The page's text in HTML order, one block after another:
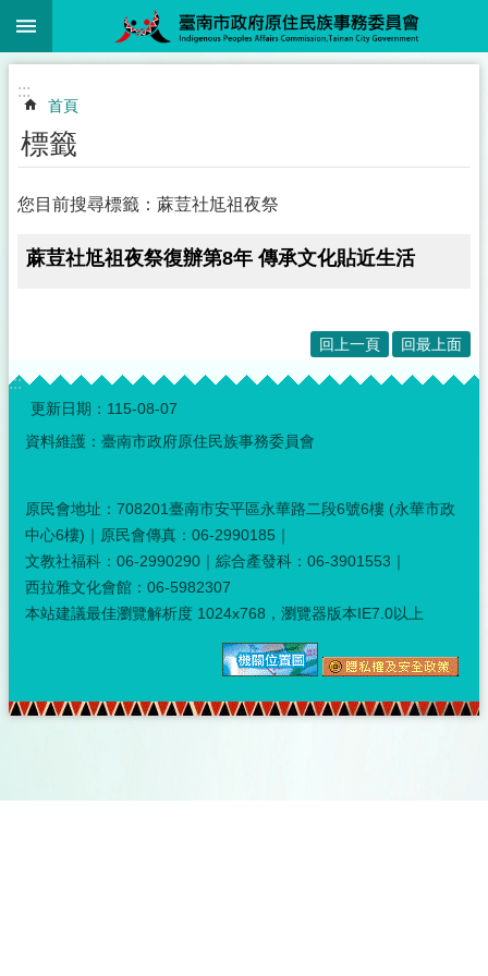
跳到主要內容區塊
:::
首頁
標籤
您目前搜尋標籤：蔴荳社尪祖夜祭
蔴荳社尪祖夜祭復辦第8年 傳承文化貼近生活
回上一頁 回最上面
:::
更新日期： 115-08-07
資料維護：臺南市政府原住民族事務委員會
原民會地址：708201臺南市安平區永華路二段6號6樓 (永華市政
中心6樓)｜原民會傳真：06-2990185｜
文教社福科：06-2990290｜綜合產發科：06-3901553｜
西拉雅文化會館：06-5982307
本站建議最佳瀏覽解析度 1024x768，瀏覽器版本IE7.0以上